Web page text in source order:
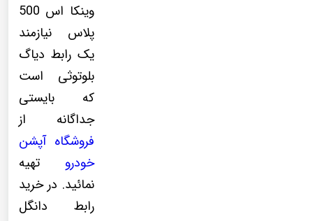
وینکا اس 500
پلاس نیازمند
یک رابط دیاگ
بلوتوثی است
که بایستی
جداگانه از
فروشگاه آپشن
خودرو تهیه
نمائید. در خرید
رابط دانگل